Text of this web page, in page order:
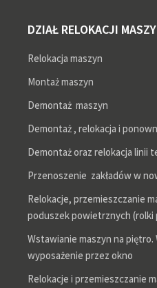
DZIAŁ RELOKACJI
Relokacja maszyn
Montaż maszyn
Demontaż maszyn
Demontaż , relokacja i
Demontaż oraz relokacja linii
Przenoszenie zakładów w
Relokacje, przemieszczanie
poduszek powietrznych
Wstawianie maszyn na piętro.
wyposażenie przez okno
Relokacje i przemieszczanie